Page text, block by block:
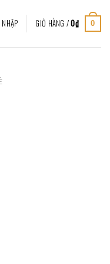
GIỎ HÀNG /0₫ 0